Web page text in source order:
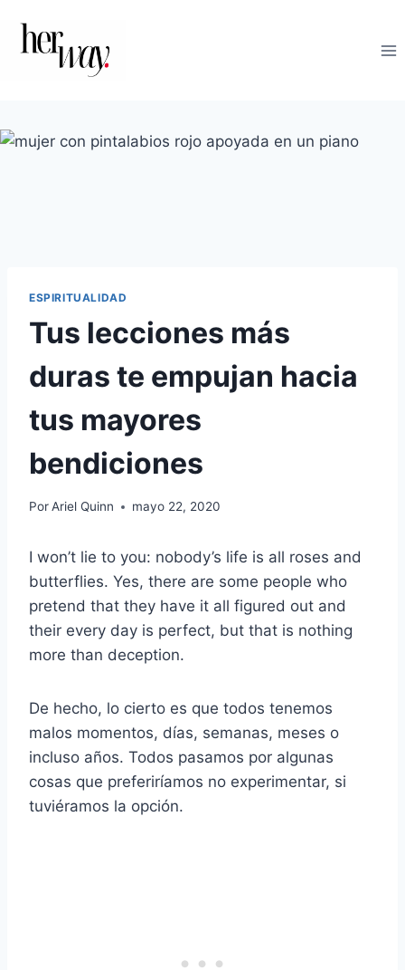
contenido
ESPIRITUALIDAD
Tus lecciones más
duras te empujan hacia
tus mayores
bendiciones
PorAriel Quinn mayo 22, 2020
I won’t lie to you: nobody’s life is all roses and
butterflies. Yes, there are some people who
pretend that they have it all figured out and
their every day is perfect, but that is nothing
more than deception.
De hecho, lo cierto es que todos tenemos
malos momentos, días, semanas, meses o
incluso años. Todos pasamos por algunas
cosas que preferiríamos no experimentar, si
tuviéramos la opción.